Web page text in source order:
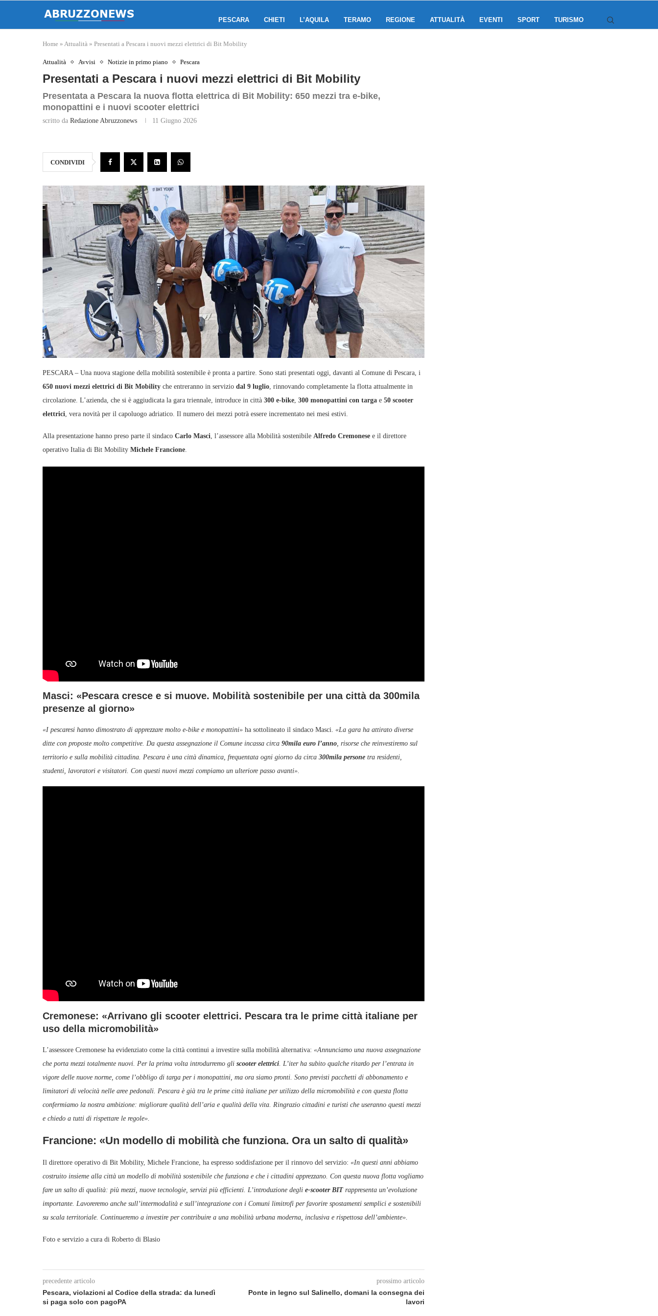
PESCARA CHIETI L’AQUILA TERAMO REGIONE ATTUALITÀ EVENTI SPORT TURISMO
Home » Attualità » Presentati a Pescara i nuovi mezzi elettrici di Bit Mobility
Attualità Avvisi Notizie in primo piano Pescara
Presentati a Pescara i nuovi mezzi elettrici di Bit Mobility
Presentata a Pescara la nuova flotta elettrica di Bit Mobility: 650 mezzi tra e‑bike,
monopattini e i nuovi scooter elettrici
scritto da Redazione Abruzzonews 11 Giugno 2026
CONDIVIDI
PESCARA – Una nuova stagione della mobilità sostenibile è pronta a partire. Sono stati presentati oggi, davanti al Comune di Pescara, i
650 nuovi mezzi elettrici di Bit Mobility che entreranno in servizio dal 9 luglio , rinnovando completamente la flotta attualmente in
circolazione. L’azienda, che si è aggiudicata la gara triennale, introduce in città 300 e‑bike 300 monopattini con targa e 50 scooter
elettrici , vera novità per il capoluogo adriatico. Il numero dei mezzi potrà essere incrementato nei mesi estivi.
Alla presentazione hanno preso parte il sindaco Carlo Masci , l’assessore alla Mobilità sostenibile Alfredo Cremonese e il direttore
operativo Italia di Bit Mobility Michele Francione
Masci: «Pescara cresce e si muove. Mobilità sostenibile per una città da 300mila
presenze al giorno»
«I pescaresi hanno dimostrato di apprezzare molto e‑bike e monopattini» ha sottolineato il sindaco Masci. «La gara ha attirato diverse
ditte con proposte molto competitive. Da questa assegnazione il Comune incassa circa 90mila euro l’anno, risorse che reinvestiremo sul
territorio e sulla mobilità cittadina. Pescara è una città dinamica, frequentata ogni giorno da circa 300mila persone tra residenti,
studenti, lavoratori e visitatori. Con questi nuovi mezzi compiamo un ulteriore passo avanti».
Cremonese: «Arrivano gli scooter elettrici. Pescara tra le prime città italiane per
uso della micromobilità»
L’assessore Cremonese ha evidenziato come la città continui a investire sulla mobilità alternativa: «Annunciamo una nuova assegnazione
che porta mezzi totalmente nuovi. Per la prima volta introdurremo gli scooter elettrici . L’iter ha subito qualche ritardo per l’entrata in
vigore delle nuove norme, come l’obbligo di targa per i monopattini, ma ora siamo pronti. Sono previsti pacchetti di abbonamento e
limitatori di velocità nelle aree pedonali. Pescara è già tra le prime città italiane per utilizzo della micromobilità e con questa flotta
confermiamo la nostra ambizione: migliorare qualità dell’aria e qualità della vita. Ringrazio cittadini e turisti che useranno questi mezzi
e chiedo a tutti di rispettare le regole».
Francione: «Un modello di mobilità che funziona. Ora un salto di qualità»
Il direttore operativo di Bit Mobility, Michele Francione, ha espresso soddisfazione per il rinnovo del servizio: «In questi anni abbiamo
costruito insieme alla città un modello di mobilità sostenibile che funziona e che i cittadini apprezzano. Con questa nuova flotta vogliamo
fare un salto di qualità: più mezzi, nuove tecnologie, servizi più efficienti. L’introduzione degli e‑scooter BIT rappresenta un’evoluzione
importante. Lavoreremo anche sull’intermodalità e sull’integrazione con i Comuni limitrofi per favorire spostamenti semplici e sostenibili
su scala territoriale. Continueremo a investire per contribuire a una mobilità urbana moderna, inclusiva e rispettosa dell’ambiente».
Foto e servizio a cura di Roberto di Blasio
precedente articolo
Pescara, violazioni al Codice della strada: da lunedì
si paga solo con pagoPA
prossimo articolo
Ponte in legno sul Salinello, domani la consegna dei
lavori